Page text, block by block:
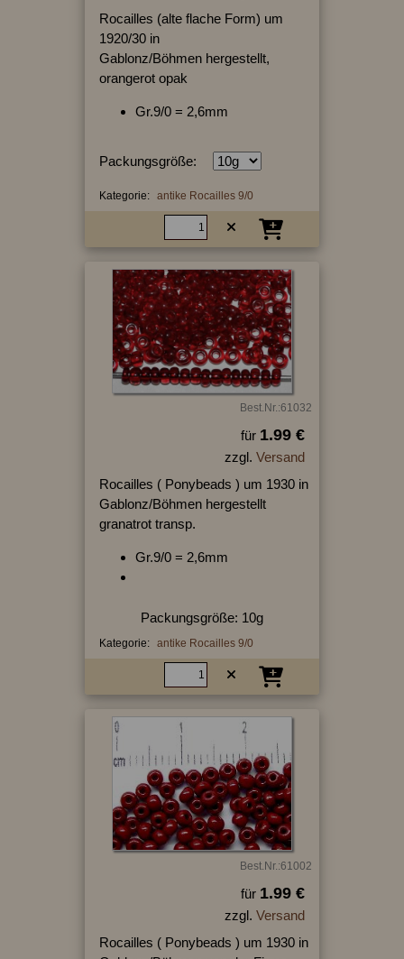
Rocailles (alte flache Form) um
1920/30 in
Gablonz/Böhmen hergestellt,
orangerot opak
Gr.9/0 = 2,6mm
Packungsgröße:
Kategorie: antike Rocailles 9/0
Best.Nr.:61032
für 1.99 €
zzgl. Versand
Rocailles ( Ponybeads ) um 1930 in
Gablonz/Böhmen hergestellt
granatrot transp.
Gr.9/0 = 2,6mm
Packungsgröße: 10g
Kategorie: antike Rocailles 9/0
Best.Nr.:61002
für 1.99 €
zzgl. Versand
Rocailles ( Ponybeads ) um 1930 in